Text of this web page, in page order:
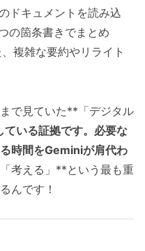
ドキュメントを読み込
の箇条書きでまとめ
複雑な要約やリライト
で見ていた**「デジタル
いる証拠です。必要な
時間をGeminiが肩代わ
「考える」**という最も重
んです！